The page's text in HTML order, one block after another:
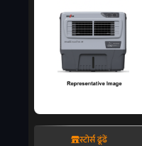
स्टोर्स ढूंढें